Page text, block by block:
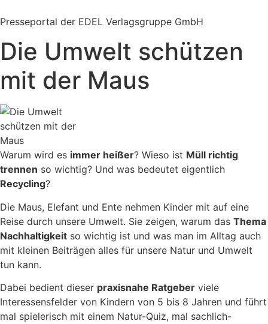
Inhalt
Presseportal der EDEL Verlagsgruppe GmbH
Die Umwelt schützen
mit der Maus
Warum wird es immer heißer? Wieso ist Müll richtig
trennen so wichtig? Und was bedeutet eigentlich
Recycling?
Die Maus, Elefant und Ente nehmen Kinder mit auf eine
Reise durch unsere Umwelt. Sie zeigen, warum das Thema
Nachhaltigkeit so wichtig ist und was man im Alltag auch
mit kleinen Beiträgen alles für unsere Natur und Umwelt
tun kann.
Dabei bedient dieser praxisnahe Ratgeber viele
Interessensfelder von Kindern von 5 bis 8 Jahren und führt
mal spielerisch mit einem Natur-Quiz, mal sachlich-